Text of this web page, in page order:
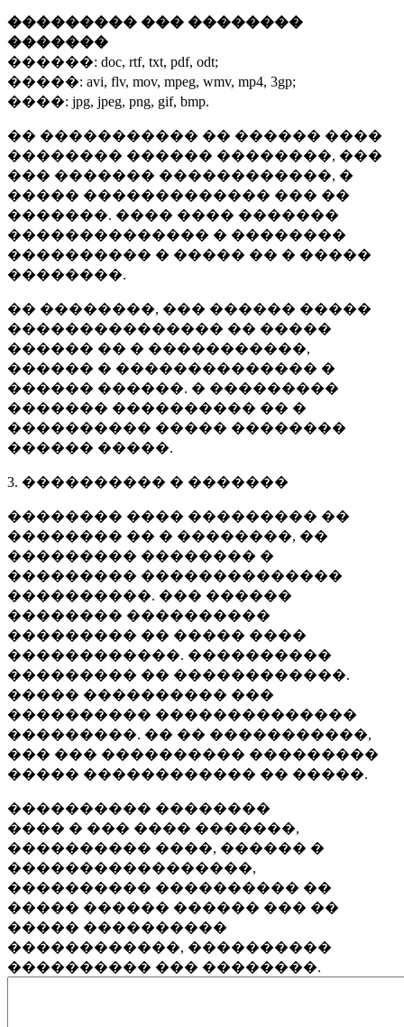
��������� ��� ��������
�������
������: doc, rtf, txt, pdf, odt;
�����: avi, flv, mov, mpeg, wmv, mp4, 3gp;
����: jpg, jpeg, png, gif, bmp.
�� ����������� �� ������ ����
�������� ������ ��������, ���
��� ������� ������������, �
����� ������������� ��� ��
�������. ���� ���� �������
�������������� � ��������
���������� � ����� �� � �����
��������.
�� ��������, ��� ������ �����
��������������� �� �����
������ �� � �����������,
������ � �������������� �
������ ������. � ���������
������� ���������� �� �
���������� ����� ��������
������ �����.
3. ���������� � �������
�������� ���� ��������� ��
�������� �� � ��������, ��
��������� �������� �
��������� ��������������
����������. ��� ������
�������� ����������
��������� �� ����� ����
������������. ����������
��������� �� ������������.
����� ���������� ���
���������� ��������������
���������. �� �� �����������,
��� ��� ���������� ���������
����� ������������ �� �����.
���������� ��������
���� � ��� ���� �������,
���������� ����, ������ �
�����������������,
���������� ���������� ��
����� ������ ������ ��� ��
����� ����������
������������, ����������
���������� ��� ��������.